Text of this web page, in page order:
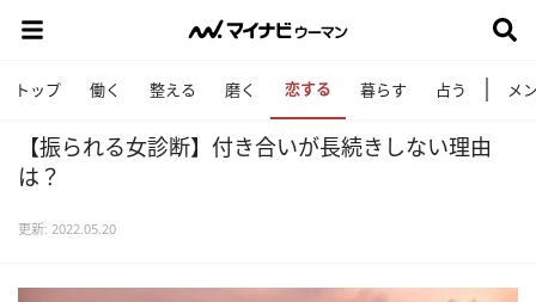
トップ 働く 整える 磨く 恋する 暮らす 占う メ
【振られる女診断】付き合いが長続きしない理由
は？
更新: 2022.05.20